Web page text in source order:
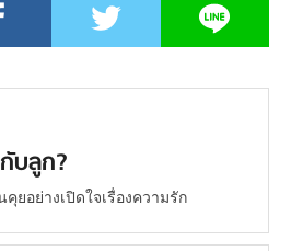
บลูก?
ยอย่างเปิดใจเรื่องความรัก